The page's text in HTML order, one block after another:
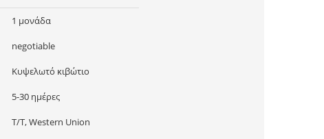
1 μονάδα
negotiable
Κυψελωτό κιβώτιο
5-30 ημέρες
T/T, Western Union